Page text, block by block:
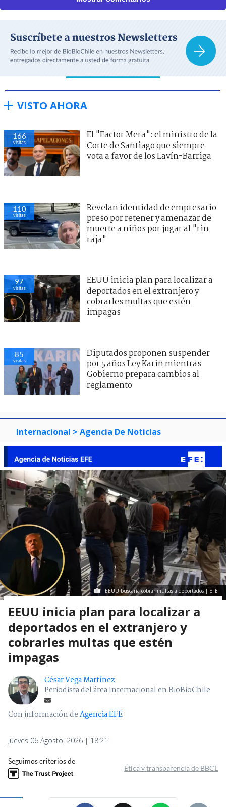
VISTO AHORA
166
visitas
El "Factor Mera": el ministro de la
Corte de Santiago que siempre
vota a favor de los Lavín-Barriga
110
visitas
Revelan identidad de empresario
preso por retener y amenazar de
muerte a niños por jugar al "rin
raja"
97
visitas
EEUU inicia plan para localizar a
deportados en el extranjero y
cobrarles multas que estén
impagas
85
visitas
Diputados proponen suspender
por 5 años Ley Karin mientras
Gobierno prepara cambios al
reglamento
Internacional > Agencia De Noticias
EEUU buscaría cobrar multas a deportados | EFE
EEUU inicia plan para localizar a
deportados en el extranjero y
cobrarles multas que estén
impagas
César Vega Martínez
Periodista del área Internacional en BioBioChile
Con información deAgencia EFE
Jueves 06 Agosto, 2026 | 18:21
Seguimos criterios de
Ética y transparencia de BBCL